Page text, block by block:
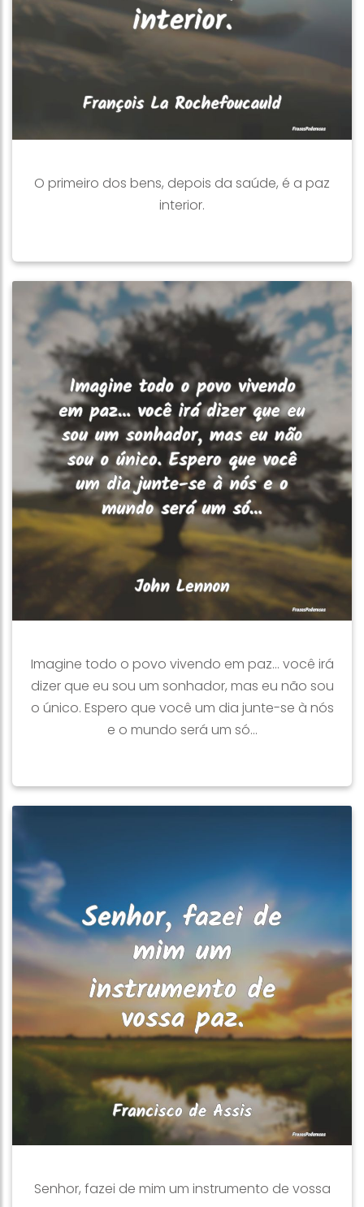
O primeiro dos bens, depois da saúde, é a paz
interior.
Imagine todo o povo vivendo em paz... você irá
dizer que eu sou um sonhador, mas eu não sou
o único. Espero que você um dia junte-se à nós
e o mundo será um só...
Senhor, fazei de mim um instrumento de vossa